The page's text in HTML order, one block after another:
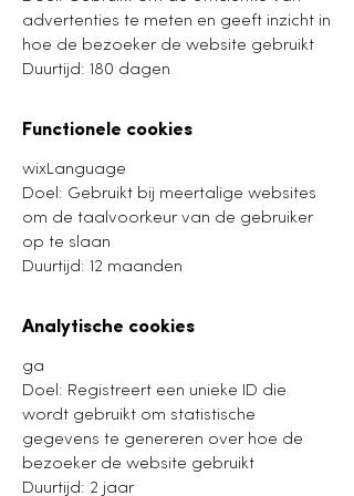
advertenties te meten en geeft inzicht in
hoe de bezoeker de website gebruikt
Duurtijd: 180 dagen
Functionele cookies
wixLanguage
Doel: Gebruikt bij meertalige websites
om de taalvoorkeur van de gebruiker
op te slaan
Duurtijd: 12 maanden
Analytische cookies
ga
Doel: Registreert een unieke ID die
wordt gebruikt om statistische
gegevens te genereren over hoe de
bezoeker de website gebruikt
Duurtijd: 2 jaar